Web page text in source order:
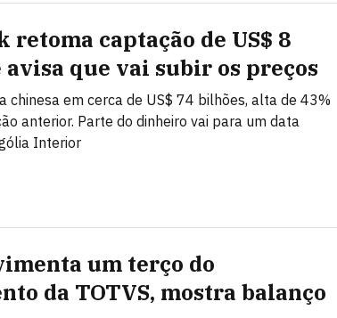
retoma captação de US$ 8
avisa que vai subir os preços
chinesa em cerca de US$ 74 bilhões, alta de 43%
anterior. Parte do dinheiro vai para um data
Interior
um terço do
da TOTVS, mostra balanço